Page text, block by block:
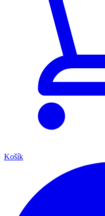
Košík